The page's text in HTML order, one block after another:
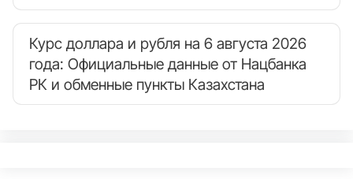
Курс доллара и рубля на 6 августа 2026
года: Официальные данные от Нацбанка
РК и обменные пункты Казахстана